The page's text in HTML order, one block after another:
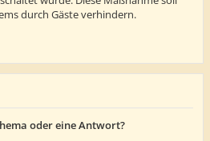
durch Gäste verhindern.
oder eine Antwort?